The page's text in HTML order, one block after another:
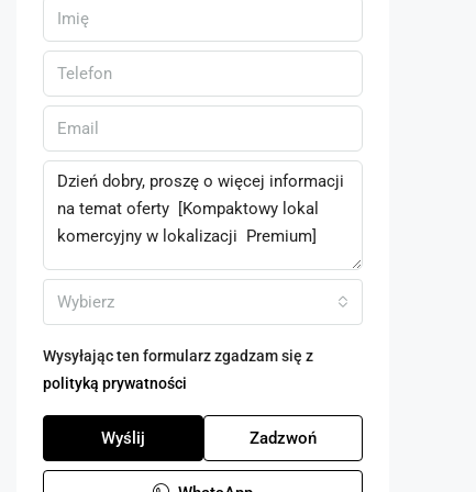
Wybierz
Wysyłając ten formularz zgadzam się z
polityką prywatności
Wyślij Zadzwoń